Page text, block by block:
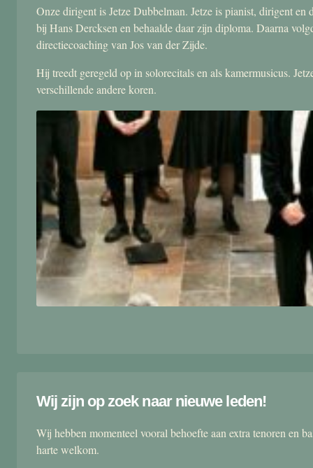
Onze dirigent is Jetze Dubbelman. Jetze is pianist, dirigent
bij Hans Dercksen en behaalde daar zijn diploma. Daarna
directiecoaching van Jos van der Zijde.
Hij treedt geregeld op in solorecitals en als kamermusicus.
verschillende andere koren.
Wij zijn op zoek naar nieuwe leden!
Wij hebben momenteel vooral behoefte aan extra tenoren en
harte welkom.